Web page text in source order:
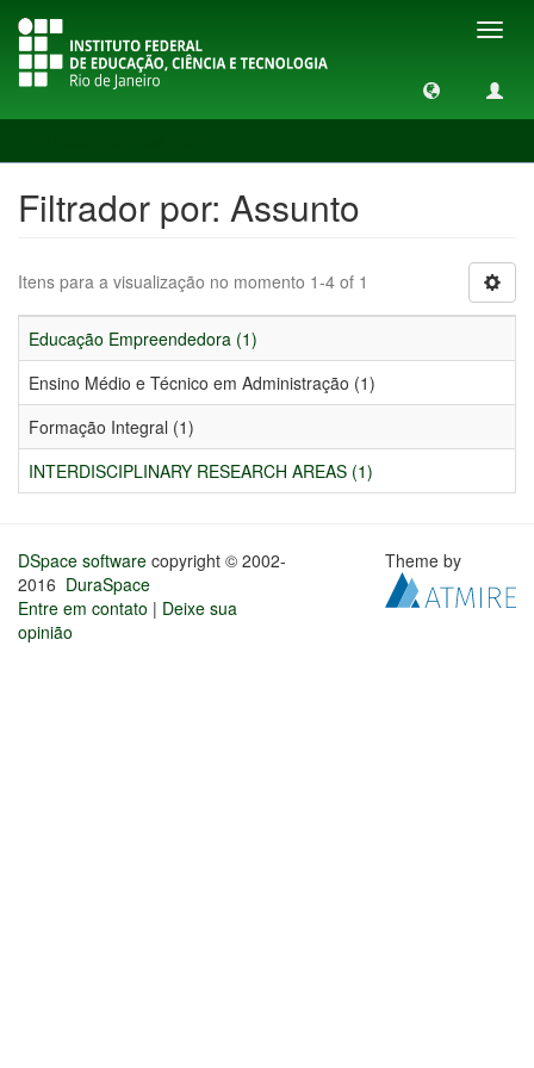
Filtrador por: Assunto
Itens para a visualização no momento 1-4 of 1
Educação Empreendedora (1)
Ensino Médio e Técnico em Administração (1)
Formação Integral (1)
INTERDISCIPLINARY RESEARCH AREAS (1)
DSpace software copyright © 2002-
2016 DuraSpace
Entre em contato | Deixe sua
opinião
Theme by